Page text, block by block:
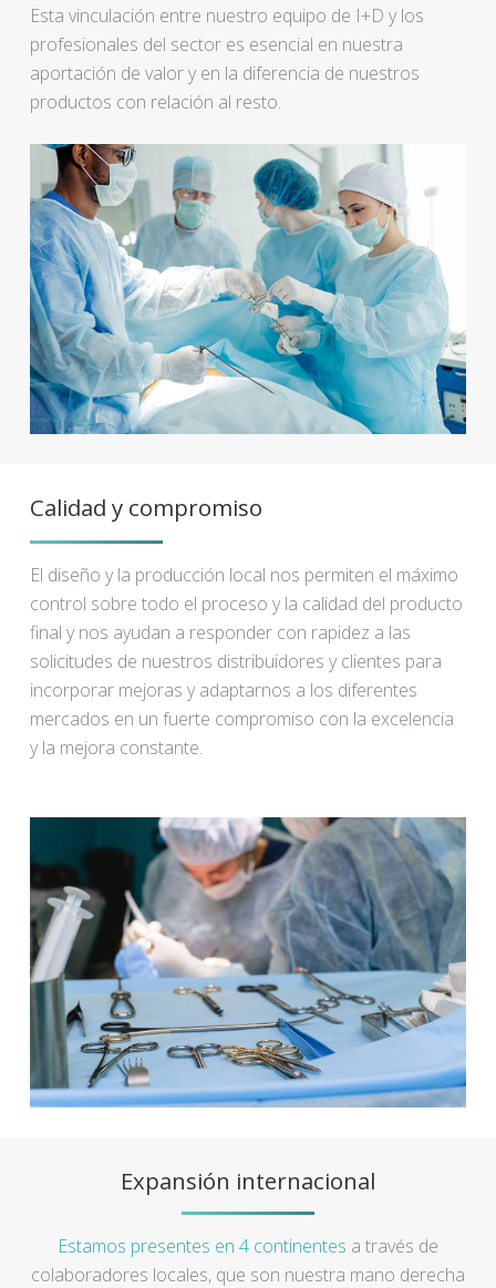
Esta vinculación entre nuestro equipo de I+D y los
profesionales del sector es esencial en nuestra
aportación de valor y en la diferencia de nuestros
productos con relación al resto.
Calidad y compromiso
El diseño y la producción local nos permiten el máximo
control sobre todo el proceso y la calidad del producto
final y nos ayudan a responder con rapidez a las
solicitudes de nuestros distribuidores y clientes para
incorporar mejoras y adaptarnos a los diferentes
mercados en un fuerte compromiso con la excelencia
y la mejora constante.
Expansión internacional
Estamos presentes en 4 continentes a través de
colaboradores locales, que son nuestra mano derecha